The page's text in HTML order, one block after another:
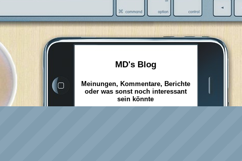
MD's Blog
Meinungen, Kommentare, Berichte
oder was sonst noch interessant
sein könnte